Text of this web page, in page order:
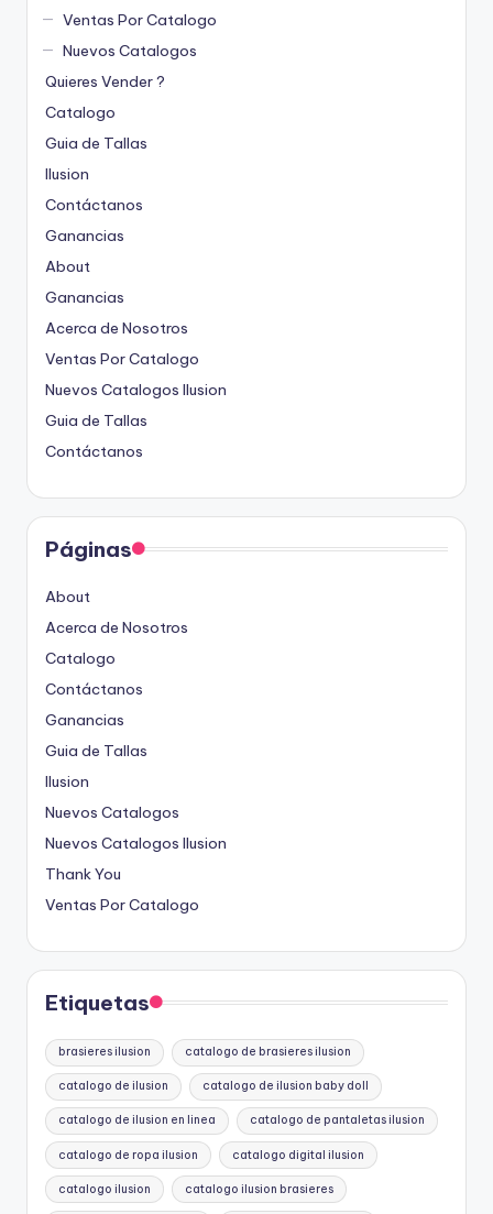
Ventas Por Catalogo
Nuevos Catalogos
Quieres Vender ?
Catalogo
Guia de Tallas
Ilusion
Contáctanos
Ganancias
About
Ganancias
Acerca de Nosotros
Ventas Por Catalogo
Nuevos Catalogos Ilusion
Guia de Tallas
Contáctanos
Páginas
About
Acerca de Nosotros
Catalogo
Contáctanos
Ganancias
Guia de Tallas
Ilusion
Nuevos Catalogos
Nuevos Catalogos Ilusion
Thank You
Ventas Por Catalogo
Etiquetas
brasieres ilusion catalogo de brasieres ilusion
catalogo de ilusion catalogo de ilusion baby doll
catalogo de ilusion en linea catalogo de pantaletas ilusion
catalogo de ropa ilusion catalogo digital ilusion
catalogo ilusion catalogo ilusion brasieres